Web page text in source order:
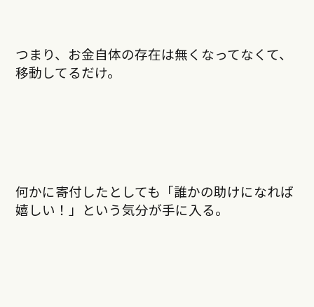
つまり、お金自体の存在は無くなってなくて、
移動してるだけ。
何かに寄付したとしても「誰かの助けになれば
嬉しい！」という気分が手に入る。